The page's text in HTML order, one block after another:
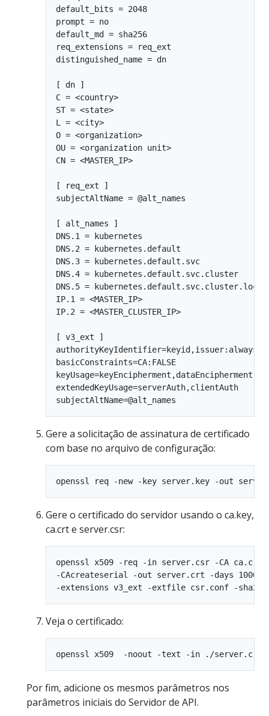
default_bits = 2048
prompt = no
default_md = sha256
req_extensions = req_ext
distinguished_name = dn
[ dn ]
C = <country>
ST = <state>
L = <city>
O = <organization>
OU = <organization unit>
CN = <MASTER_IP>
[ req_ext ]
subjectAltName = @alt_names
[ alt_names ]
DNS.1 = kubernetes
DNS.2 = kubernetes.default
DNS.3 = kubernetes.default.svc
DNS.4 = kubernetes.default.svc.cluster
DNS.5 = kubernetes.default.svc.cluster.local
IP.1 = <MASTER_IP>
IP.2 = <MASTER_CLUSTER_IP>
[ v3_ext ]
authorityKeyIdentifier=keyid,issuer:always
basicConstraints=CA:FALSE
keyUsage=keyEncipherment,dataEncipherment
extendedKeyUsage=serverAuth,clientAuth
Gere a solicitação de assinatura de certificado
com base no arquivo de configuração:
Gere o certificado do servidor usando o ca.key,
ca.crt e server.csr:
openssl x509 -req -in server.csr -CA ca.crt
-CAcreateserial -out server.crt -days 10000
Veja o certificado:
Por fim, adicione os mesmos parâmetros nos
parâmetros iniciais do Servidor de API.